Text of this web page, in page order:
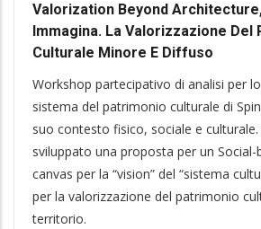
Valorization Beyond
Immagina. La Valorizzazione Del
Culturale Minore E Diffuso
Workshop partecipativo di analisi per lo
sistema del patrimonio culturale di
suo contesto fisico, sociale e
sviluppato una proposta per un Social-
canvas per la “vision” del “sistema
per la valorizzazione del patrimonio
territorio.